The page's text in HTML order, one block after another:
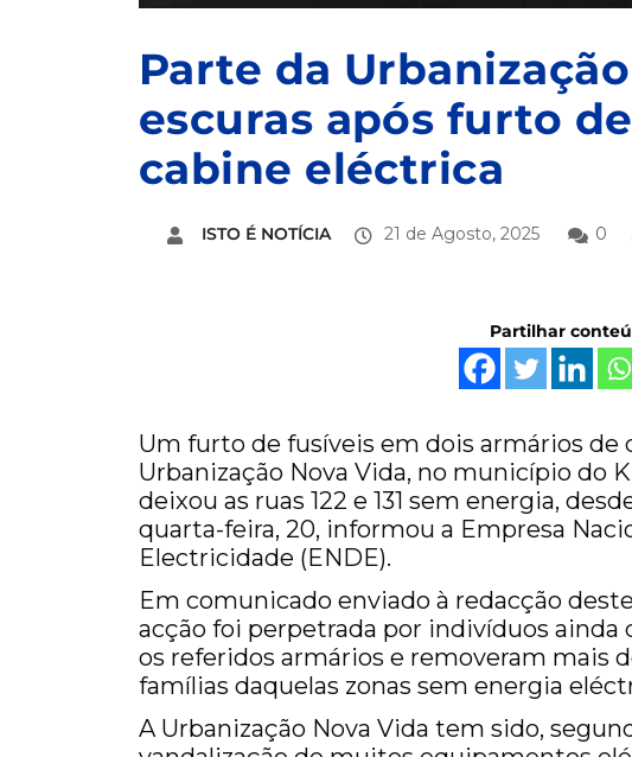
Parte da
escuras após furto
cabine eléctrica
ISTO É NOTÍCIA 21 de Agosto, 2025 0
Partilhar
Um furto de fusíveis em dois armários
Urbanização Nova Vida, no município do
deixou as ruas 122 e 131 sem energia,
quarta-feira, 20, informou a Empresa
Electricidade (ENDE).
Em comunicado enviado à redacção
acção foi perpetrada por indivíduos
os referidos armários e removeram mais
famílias daquelas zonas sem energia
A Urbanização Nova Vida tem sido,